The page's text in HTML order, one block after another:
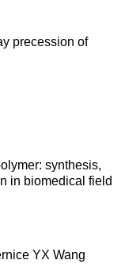
precession of
synthesis,
in biomedical field
YX Wang